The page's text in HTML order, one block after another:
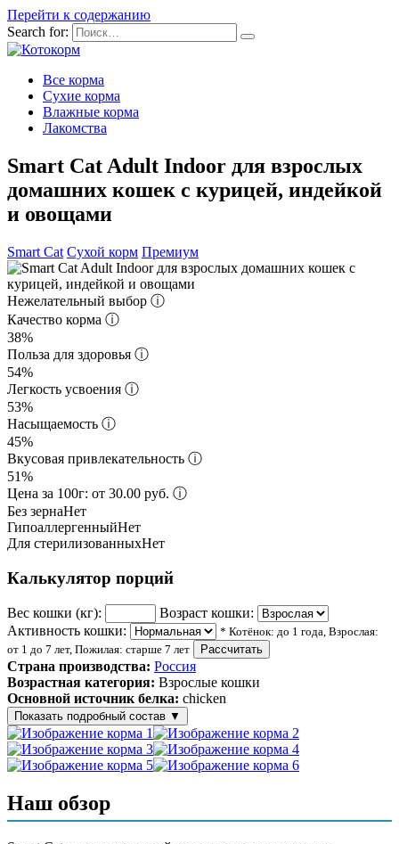
Перейти к содержанию
Search for:
Все корма
Сухие корма
Влажные корма
Лакомства
Smart Cat Adult Indoor для взрослых
домашних кошек с курицей, индейкой
и овощами
Smart Cat Сухой корм Премиум
Нежелательный выбор ⓘ
Качество корма ⓘ
38%
Польза для здоровья ⓘ
54%
Легкость усвоения ⓘ
53%
Насыщаемость ⓘ
45%
Вкусовая привлекательность ⓘ
51%
Цена за 100г: от 30.00 руб. ⓘ
Без зернаНет
ГипоаллергенныйНет
Для стерилизованныхНет
Калькулятор порций
Вес кошки (кг):
Возраст кошки:
Активность кошки:
* Котёнок: до 1 года, Взрослая:
от 1 до 7 лет, Пожилая: старше 7 лет
Рассчитать
Страна производства: Россия
Возрастная категория: Взрослые кошки
Основной источник белка: chicken
Показать подробный состав ▼
Состав корма
растительный протеин, куриный жир, натуральные вкусо-
ароматические добавки, сушёная мякоть свёклы, минеральные
Наш обзор